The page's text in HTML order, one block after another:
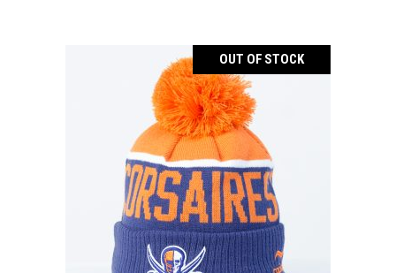
OUT OF STOCK